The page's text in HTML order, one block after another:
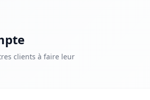
clients à faire leur